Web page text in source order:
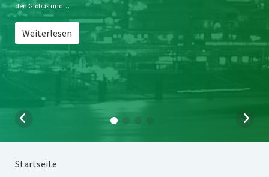
den Globus und…
Weiterlesen
Startseite